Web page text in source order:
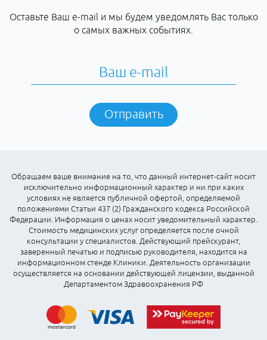
Оставьте Ваш e-mail и мы будем уведомлять Вас только
о самых важных событиях.
Отправить
Обращаем ваше внимание на то, что данный интернет-сайт носит
исключительно информационный характер и ни при каких
условиях не является публичной офертой, определяемой
положениями Статьи 437 (2) Гражданского кодекса Российской
Федерации. Информация о ценах носит уведомительный характер.
Стоимость медицинских услуг определяется после очной
консультации у специалистов. Действующий прейскурант,
заверенный печатью и подписью руководителя, находится на
информационном стенде Клиники. Деятельность организации
осуществляется на основании действующей лицензии, выданной
Департаментом Здравоохранения РФ